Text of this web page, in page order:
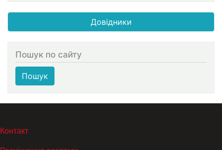
Довідники
Пошук по сайту
Пошук
МЕНЮ В ПОДВАЛЕ
Контакт